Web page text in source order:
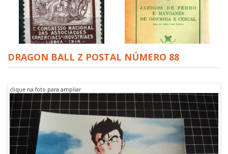
1 CONGRESSO NACIONAL
CERCAL, MINA DE SERRA
DAS TULHAS
DRAGON BALL Z POSTAL NÚMERO 88
clique na foto para ampliar